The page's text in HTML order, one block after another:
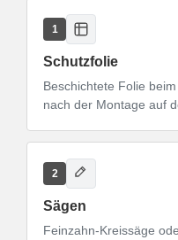
1
Schutzfolie
Beschichtete Folie
nach der Montage auf
2
Sägen
Feinzahn-Kreissäge